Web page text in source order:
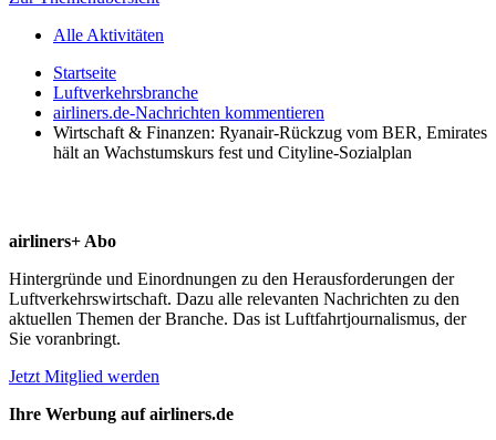
Alle Aktivitäten
Startseite
Luftverkehrsbranche
airliners.de-Nachrichten kommentieren
Wirtschaft & Finanzen: Ryanair-Rückzug vom BER, Emirates
hält an Wachstumskurs fest und Cityline-Sozialplan
airliners+ Abo
Hintergründe und Einordnungen zu den Herausforderungen der
Luftverkehrswirtschaft. Dazu alle relevanten Nachrichten zu den
aktuellen Themen der Branche. Das ist Luftfahrtjournalismus, der
Sie voranbringt.
Jetzt Mitglied werden
Ihre Werbung auf airliners.de